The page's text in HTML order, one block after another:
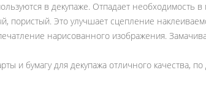
в декупаже. Отпадает необходимость
Это улучшает сцепление
нарисованного изображения.
и бумагу для декупажа отличного качества,